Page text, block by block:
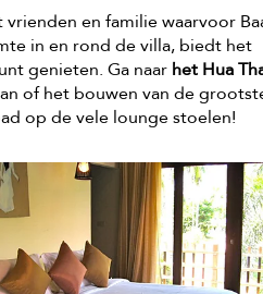
en familie waarvoor
in en rond de villa, biedt het
genieten. Ga naar het Hua
of het bouwen van de
op de vele lounge stoelen!